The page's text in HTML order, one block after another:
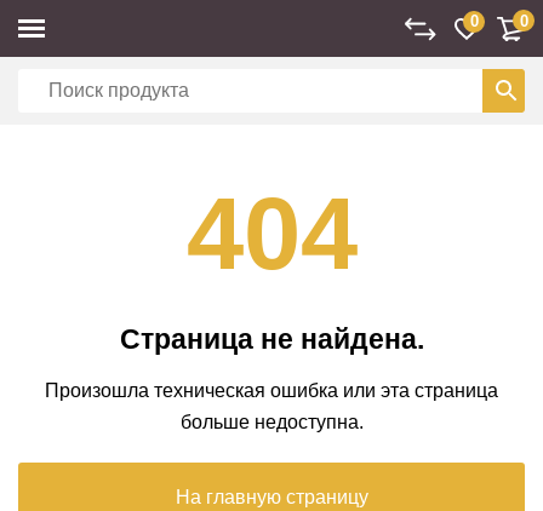
0 0
404
Страница не найдена.
Произошла техническая ошибка или эта страница
больше недоступна.
На главную страницу